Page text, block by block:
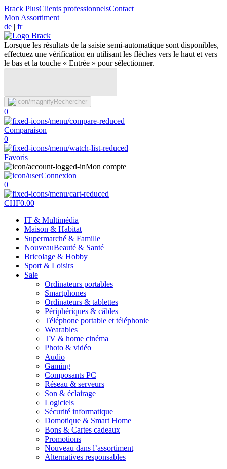
Brack PlusClients professionnelsContact
Mon Assortiment
de | fr
Lorsque les résultats de la saisie semi-automatique sont disponibles,
effectuez une vérification en utilisant les flèches vers le haut et vers
le bas et la touche « Entrée » pour sélectionner.
Rechercher
0
Comparaison
0
Favoris
Mon compte
Connexion
0
CHF0.00
IT & Multimédia
Maison & Habitat
Supermarché & Famille
NouveauBeauté & Santé
Bricolage & Hobby
Sport & Loisirs
Sale
Ordinateurs portables
Smartphones
Ordinateurs & tablettes
Périphériques & câbles
Téléphone portable et téléphonie
Wearables
TV & home cinéma
Photo & vidéo
Audio
Gaming
Composants PC
Réseau & serveurs
Son & éclairage
Logiciels
Sécurité informatique
Domotique & Smart Home
Bons & Cartes cadeaux
Promotions
Nouveau dans l’assortiment
Alternatives responsables